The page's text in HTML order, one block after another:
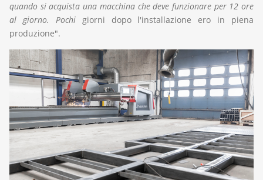
quando si acquista una macchina che deve funzionare per 12 ore
al giorno. Pochigiorni dopo l'installazione ero in piena
produzione".